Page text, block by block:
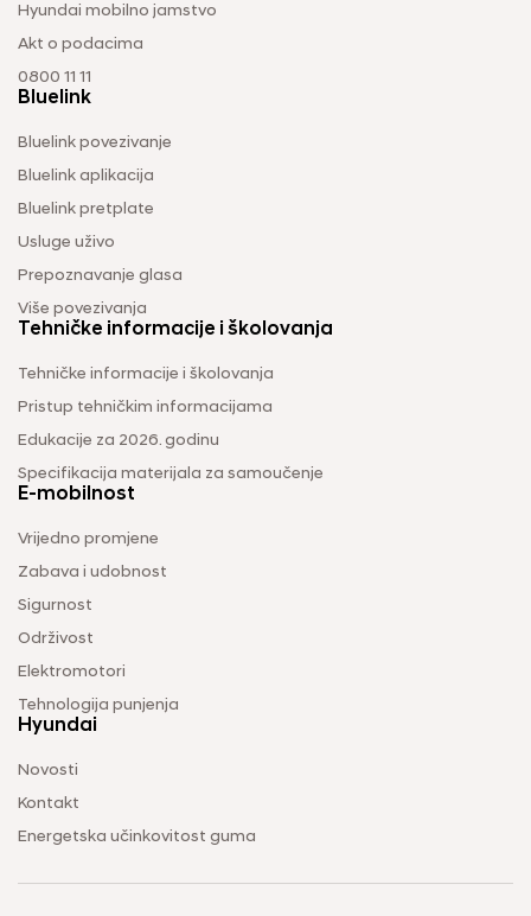
Hyundai mobilno jamstvo
Akt o podacima
0800 11 11
Bluelink
Bluelink povezivanje
Bluelink aplikacija
Bluelink pretplate
Usluge uživo
Prepoznavanje glasa
Više povezivanja
Tehničke informacije i školovanja
Tehničke informacije i školovanja
Pristup tehničkim informacijama
Edukacije za 2026. godinu
Specifikacija materijala za samoučenje
E-mobilnost
Vrijedno promjene
Zabava i udobnost
Sigurnost
Održivost
Elektromotori
Tehnologija punjenja
Hyundai
Novosti
Kontakt
Energetska učinkovitost guma